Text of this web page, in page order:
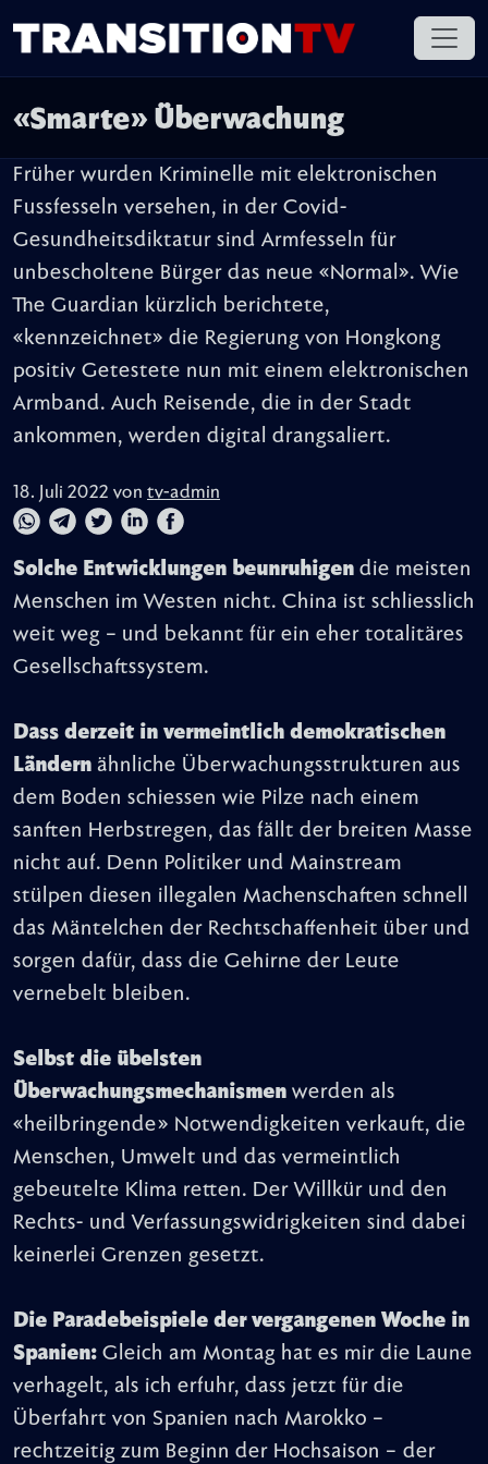
«Smarte» Überwachung
Früher wurden Kriminelle mit elektronischen
Fussfesseln versehen, in der Covid-
Gesundheitsdiktatur sind Armfesseln für
unbescholtene Bürger das neue «Normal». Wie
The Guardian kürzlich berichtete,
«kennzeichnet» die Regierung von Hongkong
positiv Getestete nun mit einem elektronischen
Armband. Auch Reisende, die in der Stadt
ankommen, werden digital drangsaliert.
18. Juli 2022 von tv-admin
Solche Entwicklungen beunruhigen die meisten
Menschen im Westen nicht. China ist schliesslich
weit weg – und bekannt für ein eher totalitäres
Gesellschaftssystem.
Dass derzeit in vermeintlich demokratischen
Ländern ähnliche Überwachungsstrukturen aus
dem Boden schiessen wie Pilze nach einem
sanften Herbstregen, das fällt der breiten Masse
nicht auf. Denn Politiker und Mainstream
stülpen diesen illegalen Machenschaften schnell
das Mäntelchen der Rechtschaffenheit über und
sorgen dafür, dass die Gehirne der Leute
vernebelt bleiben.
Selbst die übelsten
Überwachungsmechanismen werden als
«heilbringende» Notwendigkeiten verkauft, die
Menschen, Umwelt und das vermeintlich
gebeutelte Klima retten. Der Willkür und den
Rechts- und Verfassungswidrigkeiten sind dabei
keinerlei Grenzen gesetzt.
Die Paradebeispiele der vergangenen Woche in
Spanien: Gleich am Montag hat es mir die Laune
verhagelt, als ich erfuhr, dass jetzt für die
Überfahrt von Spanien nach Marokko –
rechtzeitig zum Beginn der Hochsaison – der